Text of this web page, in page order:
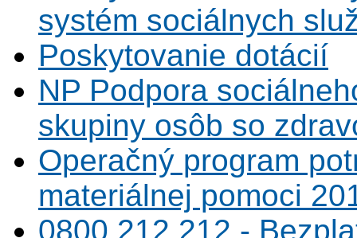
systém sociálnych
Poskytovanie dotácií
NP Podpora
skupiny osôb so
Operačný program
materiálnej pomoci
0800 212 212 -